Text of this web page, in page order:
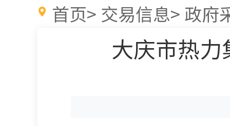
首页> 交易信息>政府
大庆市热